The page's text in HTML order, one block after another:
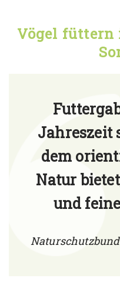
Vögel
Jahreszeit
dem
Natur
und